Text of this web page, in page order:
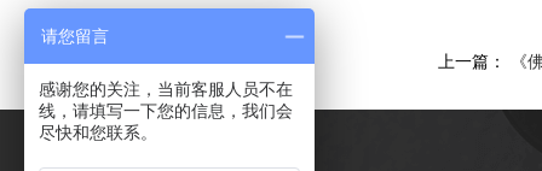
上一篇： 《
请您留言
感谢您的关注，当前客服人员不在
线，请填写一下您的信息，我们会
尽快和您联系。